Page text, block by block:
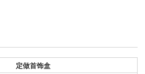
定做首饰盒